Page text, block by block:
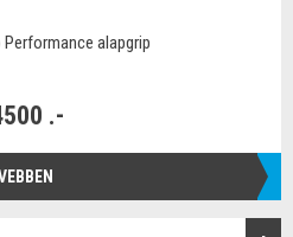
Performance alapgrip
.-